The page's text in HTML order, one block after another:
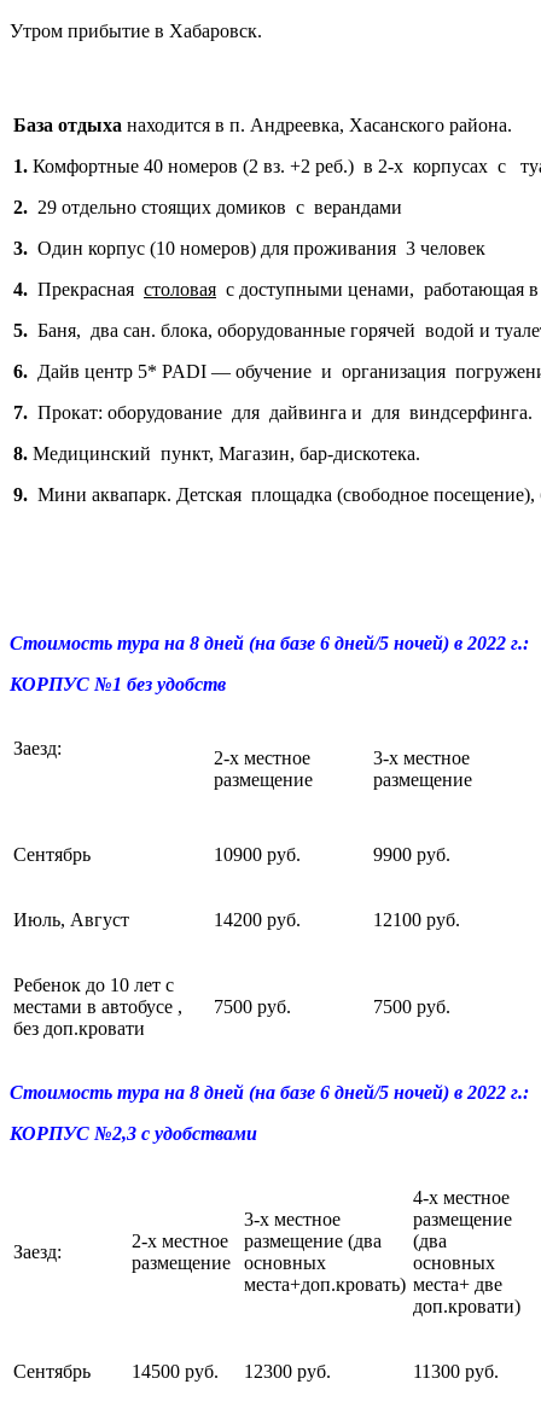
Утром прибытие в Хабаровск.
База отдыха находится в п. Андреевка, Хасанского района.
1. Комфортные 40 номеров (2 вз. +2 реб.) в 2-х корпусах с
2. 29 отдельно стоящих домиков с верандами
3. Один корпус (10 номеров) для проживания 3 человек
4. Прекрасная столовая с доступными ценами, работающая в
5. Баня, два сан. блока, оборудованные горячей водой и
6. Дайв центр 5* PADI — обучение и организация
7. Прокат: оборудование для дайвинга и для виндсерфинга.
8. Медицинский пункт, Магазин, бар-дискотека.
9. Мини аквапарк. Детская площадка (свободное посещение),
Стоимость тура на 8 дней (на базе 6 дней/5 ночей) в 2022 г.:
КОРПУС №1 без удобств
Заезд:
2-х местное
размещение
3-х местное
размещение
Сентябрь 10900 руб. 9900 руб.
Июль, Август 14200 руб. 12100 руб.
Ребенок до 10 лет с
местами в автобусе ,
без доп.кровати
7500 руб. 7500 руб.
Стоимость тура на 8 дней (на базе 6 дней/5 ночей) в 2022 г.:
КОРПУС №2,3 с удобствами
Заезд:
2-х местное
размещение
3-х местное
размещение (два
основных
места+доп.кровать)
4-х местное
размещение
(два
основных
места+ две
доп.кровати)
Сентябрь 14500 руб. 12300 руб. 11300 руб.